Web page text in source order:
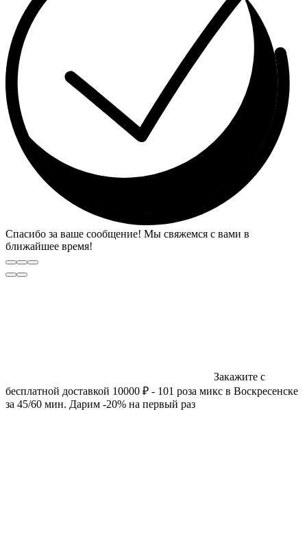
Спасибо за ваше сообщение! Мы свяжемся с вами в
ближайшее время!
Закажите с
бесплатной доставкой 10000 ₽ - 101 роза микс в Воскресенске
за 45/60 мин. Дарим -20% на первый раз